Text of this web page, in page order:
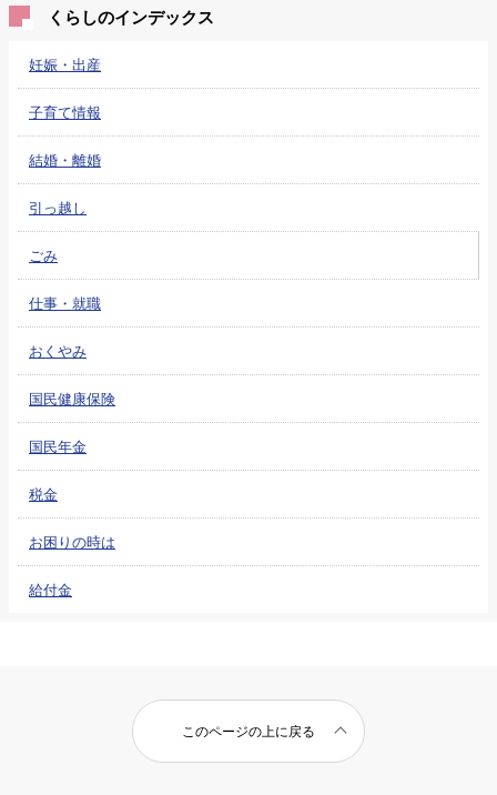
くらしのインデックス
妊娠・出産
子育て情報
結婚・離婚
引っ越し
ごみ
仕事・就職
おくやみ
国民健康保険
国民年金
税金
お困りの時は
給付金
このページの上に戻る